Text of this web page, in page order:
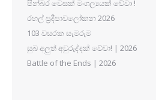
පින්බර වෙසක් මංගල්‍යයක් වේවා !
රහල් ප්‍රදීපාවලෝකන 2026
103 වසරක සැමරුම
සුබ අලුත් අවුරුද්දක් වේවා! | 2026
Battle of the Ends | 2026